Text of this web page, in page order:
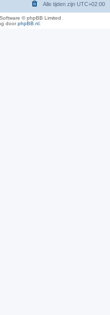
Alle tijden zijn UTC+02:00
© phpBB Limited
doorphpBB.nl